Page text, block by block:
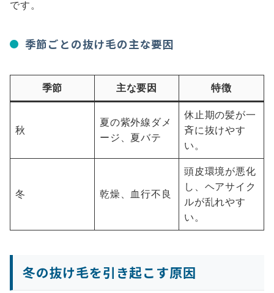
です。
季節ごとの抜け毛の主な要因
季節 主な要因 特徴
秋
夏の紫外線ダメ
ージ、夏バテ
休止期の髪が一
斉に抜けやす
い。
冬 乾燥、血行不良
頭皮環境が悪化
し、ヘアサイク
ルが乱れやす
い。
冬の抜け毛を引き起こす原因